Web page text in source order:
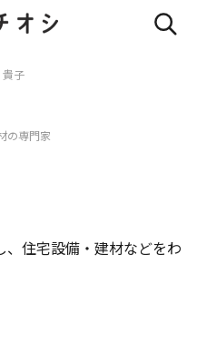
貴子
の専門家
、住宅設備・建材などをわ